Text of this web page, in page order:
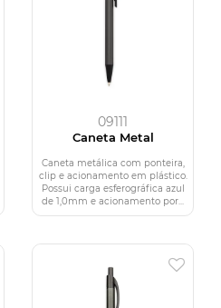
09111
Caneta Metal
Caneta metálica com ponteira,
clip e acionamento em plástico.
Possui carga esferográfica azul
de 1,0mm e acionamento por...